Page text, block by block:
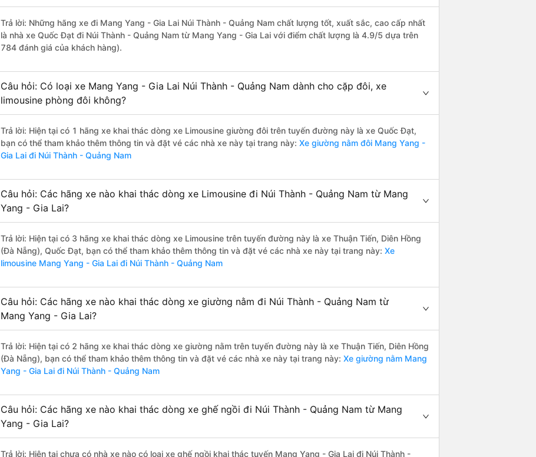
Trả lời: Những hãng xe đi Mang Yang - Gia Lai Núi Thành - Quảng Nam chất lượng tốt, xuất sắc, cao cấp nhất
là nhà xe Quốc Đạt đi Núi Thành - Quảng Nam từ Mang Yang - Gia Lai với điểm chất lượng là 4.9/5 dựa trên
784 đánh giá của khách hàng).
Câu hỏi: Có loại xe Mang Yang - Gia Lai Núi Thành - Quảng Nam dành cho cặp đôi, xe
limousine phòng đôi không?
Trả lời: Hiện tại có 1 hãng xe khai thác dòng xe Limousine giường đôi trên tuyến đường này là xe Quốc Đạt,
bạn có thể tham khảo thêm thông tin và đặt vé các nhà xe này tại trang này: Xe giường nằm đôi Mang Yang -
Gia Lai đi Núi Thành - Quảng Nam
Câu hỏi: Các hãng xe nào khai thác dòng xe Limousine đi Núi Thành - Quảng Nam từ Mang
Yang - Gia Lai?
Trả lời: Hiện tại có 3 hãng xe khai thác dòng xe Limousine trên tuyến đường này là xe Thuận Tiến, Diên Hồng
(Đà Nẵng), Quốc Đạt, bạn có thể tham khảo thêm thông tin và đặt vé các nhà xe này tại trang này: Xe
limousine Mang Yang - Gia Lai đi Núi Thành - Quảng Nam
Câu hỏi: Các hãng xe nào khai thác dòng xe giường nằm đi Núi Thành - Quảng Nam từ
Mang Yang - Gia Lai?
Trả lời: Hiện tại có 2 hãng xe khai thác dòng xe giường nằm trên tuyến đường này là xe Thuận Tiến, Diên Hồng
(Đà Nẵng), bạn có thể tham khảo thêm thông tin và đặt vé các nhà xe này tại trang này: Xe giường nằm Mang
Yang - Gia Lai đi Núi Thành - Quảng Nam
Câu hỏi: Các hãng xe nào khai thác dòng xe ghế ngồi đi Núi Thành - Quảng Nam từ Mang
Yang - Gia Lai?
Trả lời: Hiện tại chưa có nhà xe nào có loại xe ghế ngồi khai thác tuyến Mang Yang - Gia Lai đi Núi Thành -